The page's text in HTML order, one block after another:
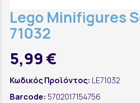
Lego Minifigures
71032
5,99 €
Κωδικός Προϊόντος: LE71032
Barcode: 5702017154756